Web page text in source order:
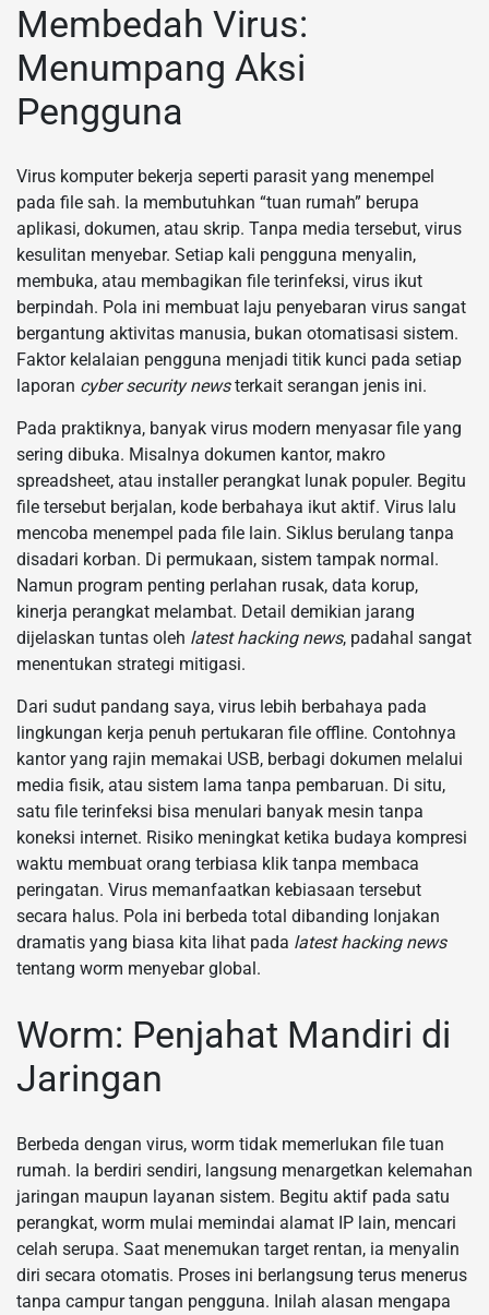
Membedah Virus:
Menumpang Aksi
Pengguna
Virus komputer bekerja seperti parasit yang menempel
pada file sah. Ia membutuhkan “tuan rumah” berupa
aplikasi, dokumen, atau skrip. Tanpa media tersebut, virus
kesulitan menyebar. Setiap kali pengguna menyalin,
membuka, atau membagikan file terinfeksi, virus ikut
berpindah. Pola ini membuat laju penyebaran virus sangat
bergantung aktivitas manusia, bukan otomatisasi sistem.
Faktor kelalaian pengguna menjadi titik kunci pada setiap
laporan cyber security newsterkait serangan jenis ini.
Pada praktiknya, banyak virus modern menyasar file yang
sering dibuka. Misalnya dokumen kantor, makro
spreadsheet, atau installer perangkat lunak populer. Begitu
file tersebut berjalan, kode berbahaya ikut aktif. Virus lalu
mencoba menempel pada file lain. Siklus berulang tanpa
disadari korban. Di permukaan, sistem tampak normal.
Namun program penting perlahan rusak, data korup,
kinerja perangkat melambat. Detail demikian jarang
dijelaskan tuntas oleh latest hacking news, padahal sangat
menentukan strategi mitigasi.
Dari sudut pandang saya, virus lebih berbahaya pada
lingkungan kerja penuh pertukaran file offline. Contohnya
kantor yang rajin memakai USB, berbagi dokumen melalui
media fisik, atau sistem lama tanpa pembaruan. Di situ,
satu file terinfeksi bisa menulari banyak mesin tanpa
koneksi internet. Risiko meningkat ketika budaya kompresi
waktu membuat orang terbiasa klik tanpa membaca
peringatan. Virus memanfaatkan kebiasaan tersebut
secara halus. Pola ini berbeda total dibanding lonjakan
dramatis yang biasa kita lihat pada latest hacking news
tentang worm menyebar global.
Worm: Penjahat Mandiri di
Jaringan
Berbeda dengan virus, worm tidak memerlukan file tuan
rumah. Ia berdiri sendiri, langsung menargetkan kelemahan
jaringan maupun layanan sistem. Begitu aktif pada satu
perangkat, worm mulai memindai alamat IP lain, mencari
celah serupa. Saat menemukan target rentan, ia menyalin
diri secara otomatis. Proses ini berlangsung terus menerus
tanpa campur tangan pengguna. Inilah alasan mengapa